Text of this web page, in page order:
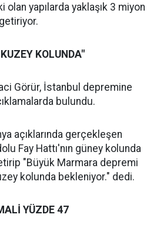
olan yapılarda yaklaşık 3 miyon
KOLUNDA"
Görür, İstanbul depremine
bulundu.
açıklarında gerçekleşen
Fay Hattı'nın güney kolunda
"Büyük Marmara depremi
kolunda bekleniyor." dedi.
YÜZDE 47